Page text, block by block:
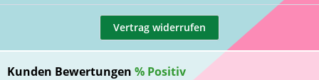
Vertrag widerrufen
Kunden Bewertungen % Positiv